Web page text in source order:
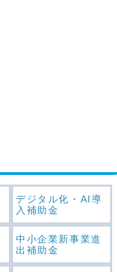
デジタル化・AI導
入補助金
中小企業新事業進
出補助金